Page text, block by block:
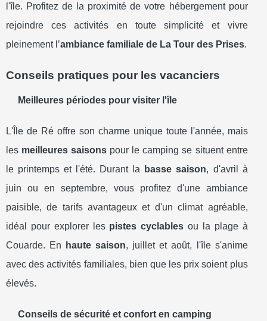
l'île. Profitez de la proximité de votre hébergement pour
rejoindre ces activités en toute simplicité et vivre
pleinement l’ambiance familiale de La Tour des Prises.
Conseils pratiques pour les vacanciers
Meilleures périodes pour visiter l'île
L'Île de Ré offre son charme unique toute l'année, mais
les meilleures saisons pour le camping se situent entre
le printemps et l'été. Durant la
basse saison, d'avril à
juin ou en septembre, vous profitez d'une ambiance
paisible, de tarifs avantageux et d'un climat agréable,
idéal pour explorer les pistes cyclables ou la plage à
Couarde. En
haute saison, juillet et août, l'île s'anime
avec des activités familiales, bien que les prix soient plus
élevés.
Conseils de sécurité et confort en camping